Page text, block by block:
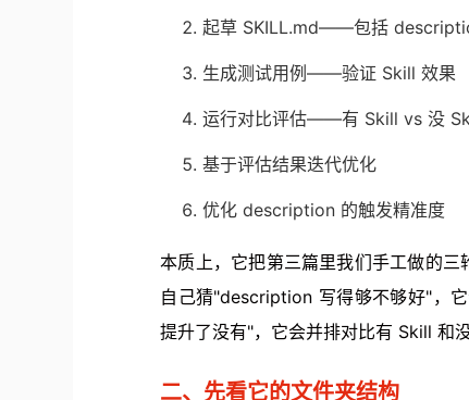
起草 SKILL.md——包括
生成测试用例——验证 Skill 效果
运行对比评估——有 Skill vs 没
基于评估结果迭代优化
优化 description 的触发精准度
本质上，它把第三篇里我们手工做的
自己猜"description 写得够不够好"，
提升了没有"，它会并排对比有 Skill 和
二、先看它的文件夹结构